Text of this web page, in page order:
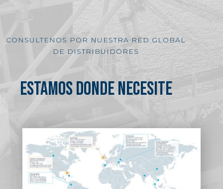
CONSULTENOS POR NUESTRA RED GLOBAL
DE DISTRIBUIDORES
ESTAMOS DONDE NECESITE